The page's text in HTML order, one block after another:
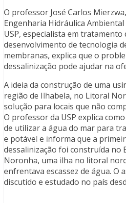
O professor José Carlos
Engenharia Hidráulica Ambiental
USP, especialista em tratamento
desenvolvimento de tecnologia
membranas, explica que o
dessalinização pode ajudar na
A ideia da construção de uma
região de Ilhabela, no Litoral
solução para locais que não
O professor da USP explica
de utilizar a água do mar para
e potável e informa que a
dessalinização foi construída no
Noronha, uma ilha no litoral
enfrentava escassez de água. O
discutido e estudado no país